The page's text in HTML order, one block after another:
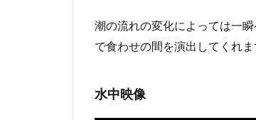
潮の流れの変化によっては一
で食わせの間を演出してくれま
水中映像